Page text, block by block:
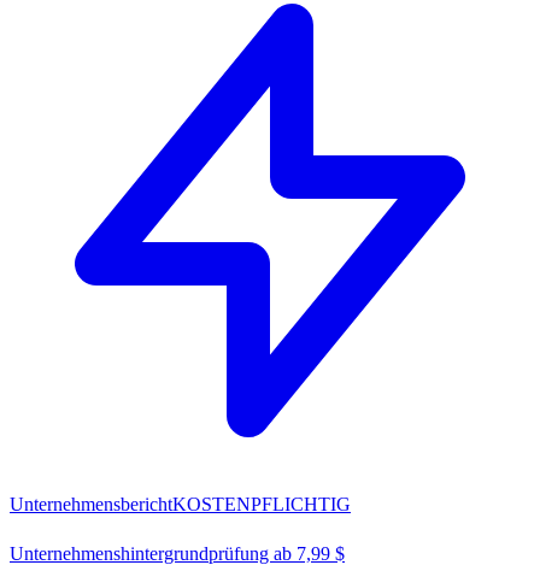
UnternehmensberichtKOSTENPFLICHTIG
Unternehmenshintergrundprüfung ab 7,99 $